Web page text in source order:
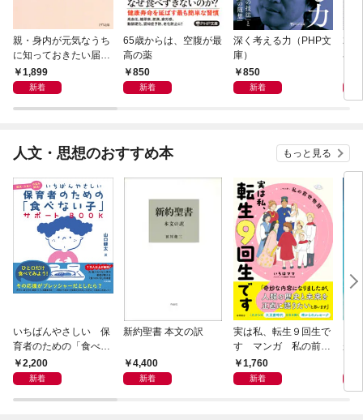
親・身内が元気なうち
に知っておきたい届
出・手続きの準備（き
ずな出版）
1,899
新着
65歳からは、空腹が最
高の薬
850
新着
深く考える力（PHP文
庫）
850
新着
20
界
人文・思想のおすすめ本 もっと見る
いちばんやさしい 保
育者のための「食べな
い子」サポートＢＯＯ
Ｋ 偏食・少食のお悩
2,200
新着
新約聖書 本文の訳
4,400
新着
実は私、転生９回生で
す マンガ 私の前世
物語1,760
新着
が